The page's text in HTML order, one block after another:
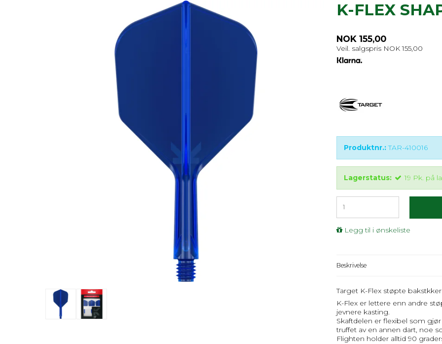
K-FLEX
NOK 155,00
Veil. salgspris NOK 155,00
Produktnr.: TAR-410016
Lagerstatus: 19 Pk. på
Legg til i ønskeliste
Beskrivelse
Target K-Flex støpte
K-Flex er lettere enn andre
jevnere kasting.
Skaftdelen er flexibel som
truffet av en annen dart, noe
Flighten holder alltid 90